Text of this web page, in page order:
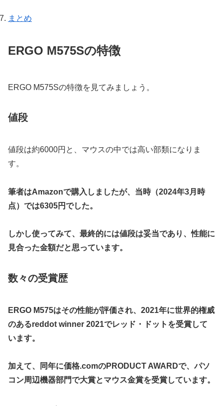
まとめ
ERGO M575Sの特徴
ERGO M575Sの特徴を見てみましょう。
値段
値段は約6000円と、マウスの中では高い部類になりま
す。
筆者はAmazonで購入しましたが、当時（2024年3月時
点）では6305円でした。
しかし使ってみて、最終的には値段は妥当であり、性能に
見合った金額だと思っています。
数々の受賞歴
ERGO M575はその性能が評価され、2021年に世界的権威
のあるreddot winner 2021でレッド・ドットを受賞して
います。
加えて、同年に価格.comのPRODUCT AWARDで、パソ
コン周辺機器部門で大賞とマウス金賞を受賞しています。